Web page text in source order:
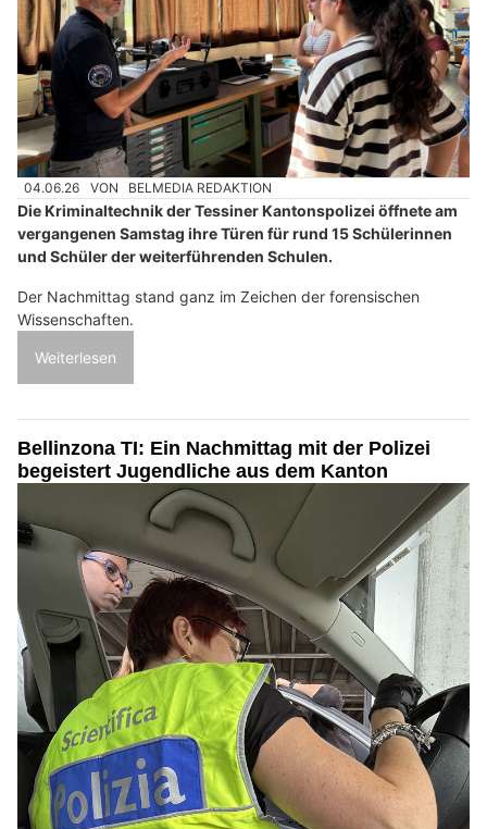
04.06.26 VON BELMEDIA REDAKTION
Die Kriminaltechnik der Tessiner Kantonspolizei öffnete am
vergangenen Samstag ihre Türen für rund 15 Schülerinnen
und Schüler der weiterführenden Schulen.
Der Nachmittag stand ganz im Zeichen der forensischen
Wissenschaften.
Weiterlesen
Bellinzona TI: Ein Nachmittag mit der Polizei
begeistert Jugendliche aus dem Kanton